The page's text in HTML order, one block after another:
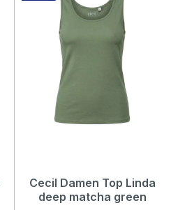
Cecil Damen Top Linda
deep matcha green